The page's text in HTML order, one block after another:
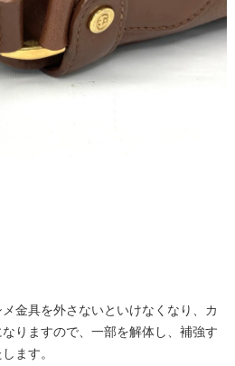
金具を外さないといけなくなり、カ
りますので、一部を解体し、補強す
ます。